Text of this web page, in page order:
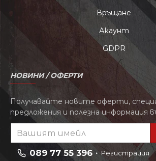
Връщане
Акаунт
GDPR
НОВИНИ / ОФЕРТИ
Получавайте новите оферти,
предложения и полезна информация
089 77 55 396 Регистрация